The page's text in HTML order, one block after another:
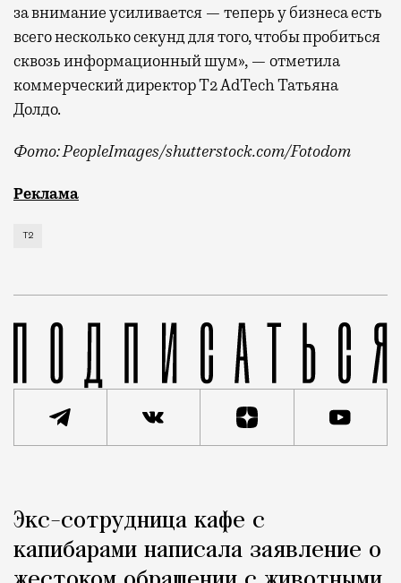
за внимание усиливается — теперь у бизнеса есть
всего несколько секунд для того, чтобы пробиться
сквозь информационный шум», — отметила
коммерческий директор Т2 AdTech Татьяна
Долдо.
Фото: PeopleImages/shutterstock.com/Fotodom
Мобильный оператор Т2 изучил модели интернет-
Реклама
Т2
Город
Экс-сотрудница кафе с
капибарами написала заявление о